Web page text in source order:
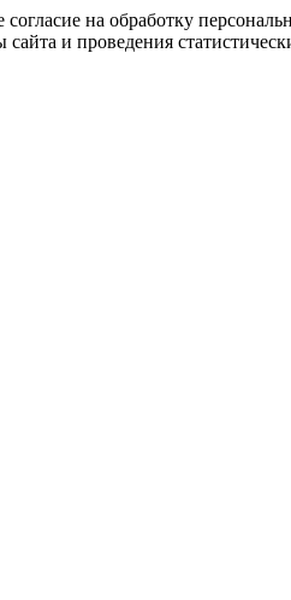
согласие на обработку
и проведения